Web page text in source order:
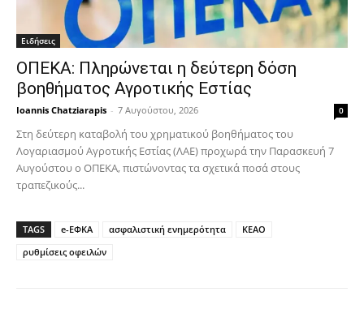
Ειδήσεις
ΟΠΕΚΑ: Πληρώνεται η δεύτερη δόση
βοηθήματος Αγροτικής Εστίας
Ioannis Chatziarapis - 7 Αυγούστου, 2026 0
Στη δεύτερη καταβολή του χρηματικού βοηθήματος του
Λογαριασμού Αγροτικής Εστίας (ΛΑΕ) προχωρά την Παρασκευή 7
Αυγούστου ο ΟΠΕΚΑ, πιστώνοντας τα σχετικά ποσά στους
τραπεζικούς...
TAGS e-ΕΦΚΑ ασφαλιστική ενημερότητα
ΚΕΑΟ
ρυθμίσεις οφειλών